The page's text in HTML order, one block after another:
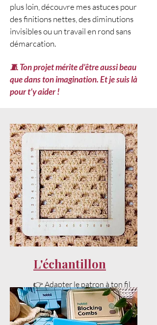
plus loin, découvre mes astuces pour
des finitions nettes, des diminutions
invisibles ou un travail en rond sans
démarcation.
🧵 Ton projet mérite d’être aussi beau
que dans ton imagination. Et je suis là
pour t’y aider !
L'échantillon
👉 Adapter le patron à ton fil
et ta tension sans stress.